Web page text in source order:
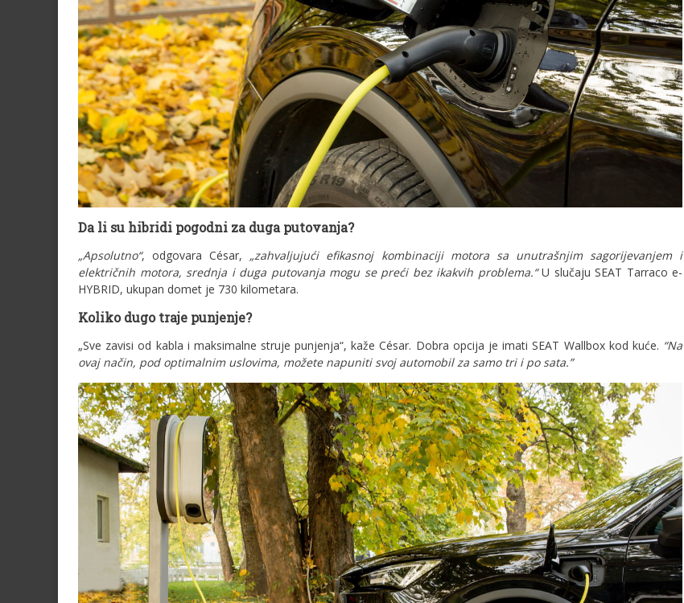
Da li su hibridi pogodni za duga putovanja?
„Apsolutno“, odgovara César, „zahvaljujući efikasnoj kombinaciji motora sa unutrašnjim sagorijevanjem i
električnih motora, srednja i duga putovanja mogu se preći bez ikakvih problema.“U slučaju SEAT Tarraco e-
HYBRID, ukupan domet je 730 kilometara.
Koliko dugo traje punjenje?
„Sve zavisi od kabla i maksimalne struje punjenja“, kaže César. Dobra opcija je imati SEAT Wallbox kod kuće. “Na
ovaj način, pod optimalnim uslovima, možete napuniti svoj automobil za samo tri i po sata.”